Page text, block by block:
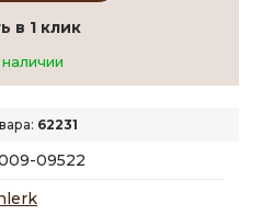
62231
09522
в 1 клик